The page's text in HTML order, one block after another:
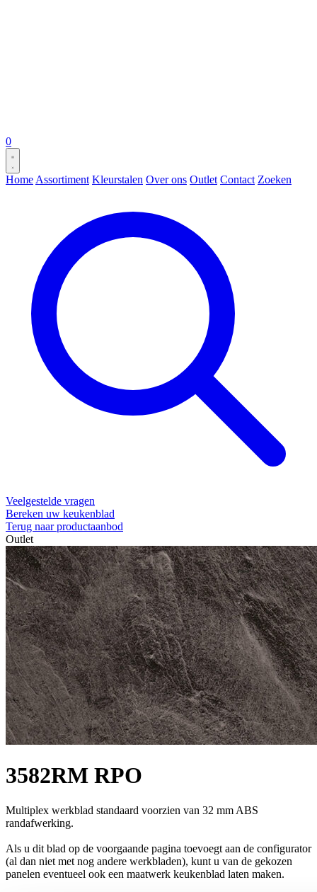
0
Home Assortiment Kleurstalen Over ons Outlet Contact Zoeken
Veelgestelde vragen
Bereken uw keukenblad
Terug naar productaanbod
Outlet
3582RM RPO
Multiplex werkblad standaard voorzien van 32 mm ABS
randafwerking.
Als u dit blad op de voorgaande pagina toevoegt aan de configurator
(al dan niet met nog andere werkbladen), kunt u van de gekozen
panelen eventueel ook een maatwerk keukenblad laten maken.